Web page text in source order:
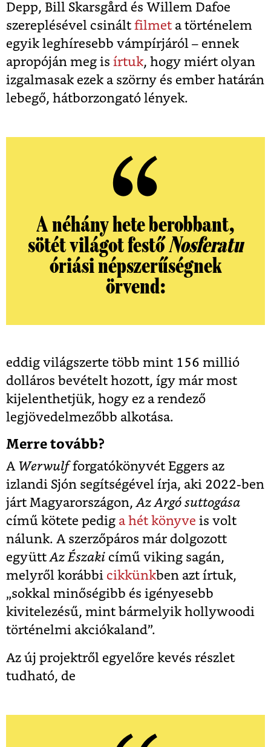
Depp, Bill Skarsgård és Willem Dafoe
szereplésével csinált filmet a történelem
egyik leghíresebb vámpírjáról – ennek
apropóján meg is írtuk, hogy miért olyan
izgalmasak ezek a szörny és ember határán
lebegő, hátborzongató lények.
A néhány hete berobbant,
sötét világot festőNosferatu
óriási népszerűségnek
örvend:
eddig világszerte több mint 156 millió
dolláros bevételt hozott, így már most
kijelenthetjük, hogy ez a rendező
legjövedelmezőbb alkotása.
Merre tovább?
A Werwulfforgatókönyvét Eggers az
izlandi Sjón segítségével írja, aki 2022-ben
járt Magyarországon, Az Argó suttogása
című kötete pedig a hét könyve is volt
nálunk. A szerzőpáros már dolgozott
együtt Az Északi című viking sagán,
melyről korábbi cikkünkben azt írtuk,
„sokkal minőségibb és igényesebb
kivitelezésű, mint bármelyik hollywoodi
történelmi akciókaland”.
Az új projektről egyelőre kevés részlet
tudható, de